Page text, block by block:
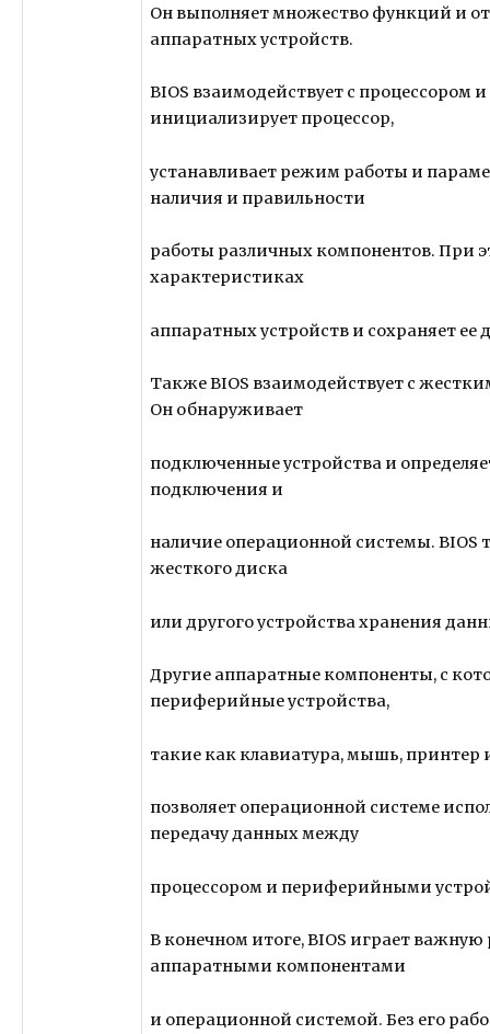
Он выполняет множество функций и
аппаратных устройств.
BIOS взаимодействует с
инициализирует процессор,
устанавливает режим работы и
наличия и правильности
работы различных компонентов. При
характеристиках
аппаратных устройств и сохраняет ее
Также BIOS взаимодействует с
Он обнаруживает
подключенные устройства и
подключения и
наличие операционной системы. BIOS
жесткого диска
или другого устройства хранения
Другие аппаратные компоненты, с
периферийные устройства,
такие как клавиатура, мышь, принтер
позволяет операционной системе
передачу данных между
процессором и периферийными
В конечном итоге, BIOS играет
аппаратными компонентами
и операционной системой. Без его